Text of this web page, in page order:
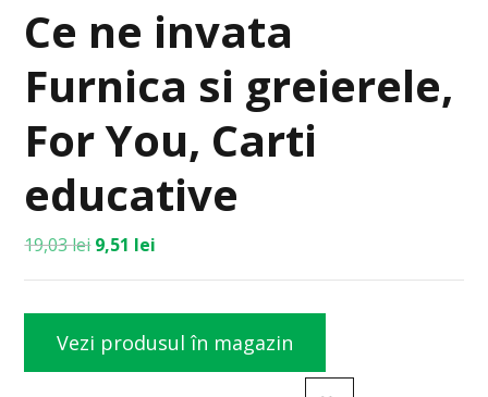
Ce ne invata
Furnica si greierele,
For You, Carti
educative
19,03lei 9,51 lei
Vezi produsul în magazin